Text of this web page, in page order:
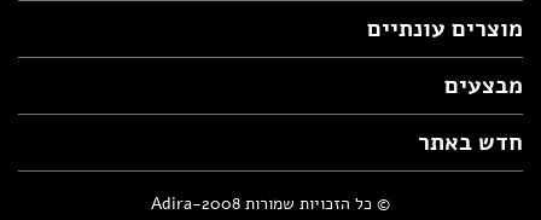
מוצרים עונתיים
מבצעים
חדש באתר
© כל הזכויות שמורות Adira-2008